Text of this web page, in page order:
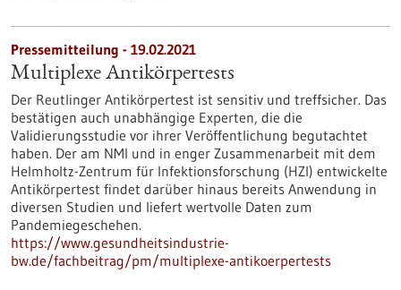
Pressemitteilung - 19.02.2021
Multiplexe Antikörpertests
Der Reutlinger Antikörpertest ist sensitiv und treffsicher. Das
bestätigen auch unabhängige Experten, die die
Validierungsstudie vor ihrer Veröffentlichung begutachtet
haben. Der am NMI und in enger Zusammenarbeit mit dem
Helmholtz-Zentrum für Infektionsforschung (HZI) entwickelte
Antikörpertest findet darüber hinaus bereits Anwendung in
diversen Studien und liefert wertvolle Daten zum
Pandemiegeschehen.
https://www.gesundheitsindustrie-
bw.de/fachbeitrag/pm/multiplexe-antikoerpertests